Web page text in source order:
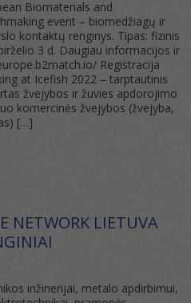
Biomaterials and
event – biomedžiagų ir
kontaktų renginys. Tipas: fizinis
3 d. Daugiau informacijos ir
Registracija
at Icefish 2022 – tarptautinis
žvejybos ir žuvies apdorojimo
komercinės žvejybos (žvejyba,
[…]
NETWORK LIETUVA
inžinerijai, metalo apdirbimui,